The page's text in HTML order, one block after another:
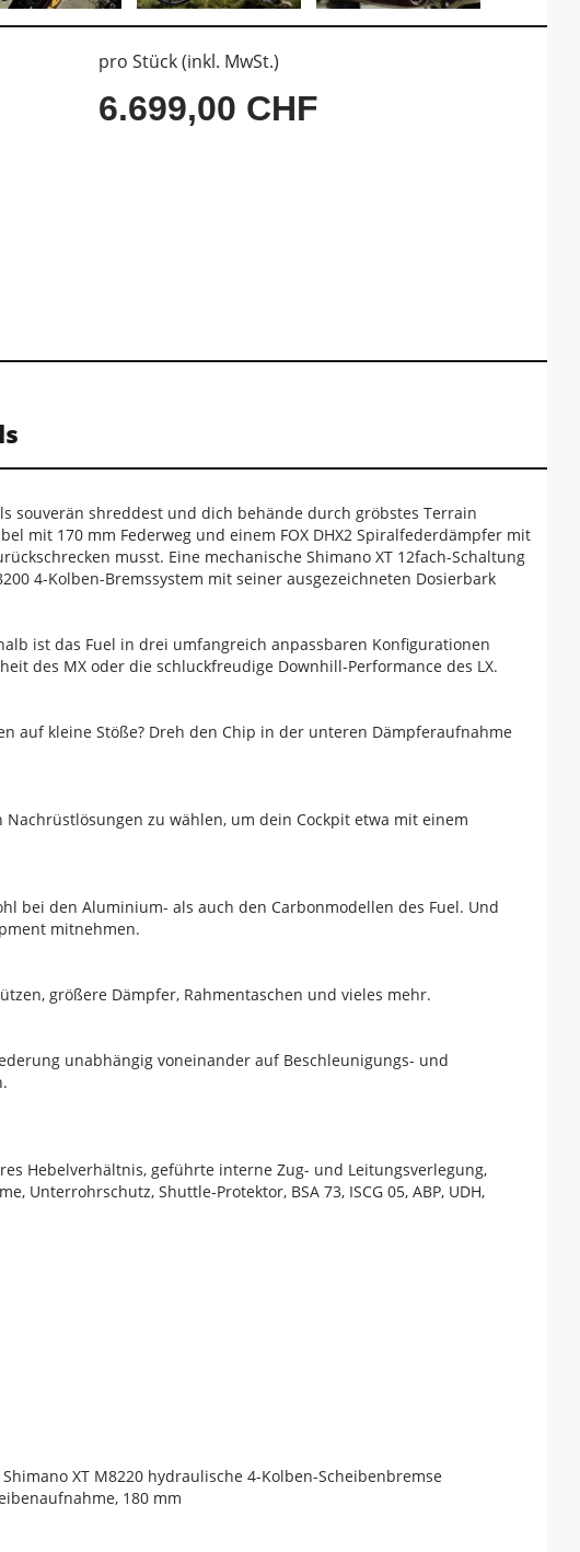
pro Stück (inkl. MwSt.)
6.699,00 CHF
souverän shreddest und dich behände durch gröbstes Terrain
mit 170 mm Federweg und einem FOX DHX2 Spiralfederdämpfer mit
musst. Eine mechanische Shimano XT 12fach-Schaltung
4-Kolben-Bremssystem mit seiner ausgezeichneten Dosierbark
ist das Fuel in drei umfangreich anpassbaren Konfigurationen
des MX oder die schluckfreudige Downhill-Performance des LX.
auf kleine Stöße? Dreh den Chip in der unteren Dämpferaufnahme
zu wählen, um dein Cockpit etwa mit einem
bei den Aluminium- als auch den Carbonmodellen des Fuel. Und
mitnehmen.
größere Dämpfer, Rahmentaschen und vieles mehr.
unabhängig voneinander auf Beschleunigungs- und
Hebelverhältnis, geführte interne Zug- und Leitungsverlegung,
Shuttle-Protektor, BSA 73, ISCG 05, ABP, UDH,
XT M8220 hydraulische 4-Kolben-Scheibenbremse
180 mm